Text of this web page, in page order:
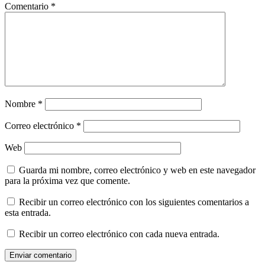
Comentario *
Nombre *
Correo electrónico *
Web
Guarda mi nombre, correo electrónico y web en este navegador
para la próxima vez que comente.
Recibir un correo electrónico con los siguientes comentarios a
esta entrada.
Recibir un correo electrónico con cada nueva entrada.